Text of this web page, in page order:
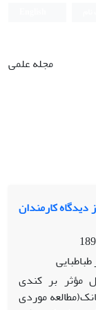
مجله علمی
کارمندان
مؤثر بر کندی
موردی